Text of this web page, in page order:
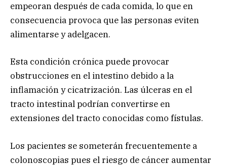
empeoran después de cada comida, lo que en
consecuencia provoca que las personas eviten
alimentarse y adelgacen.
Esta condición crónica puede provocar
obstrucciones en el intestino debido a la
inflamación y cicatrización. Las úlceras en el
tracto intestinal podrían convertirse en
extensiones del tracto conocidas como fístulas.
Los pacientes se someterán frecuentemente a
colonoscopias pues el riesgo de cáncer aumentar